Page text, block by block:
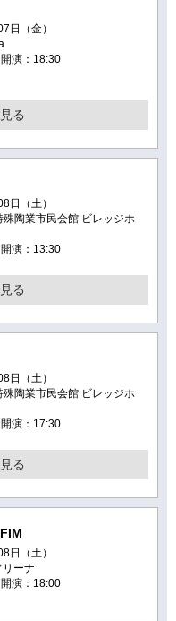
日（金）
演：18:30
る
日（土）
殊陶業市民会館 ビレッジホ
演：13:30
る
日（土）
殊陶業市民会館 ビレッジホ
演：17:30
る
日（土）
リーナ
演：18:00